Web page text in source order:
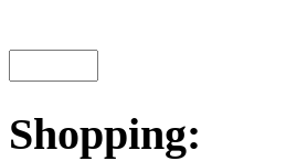
Shopping: